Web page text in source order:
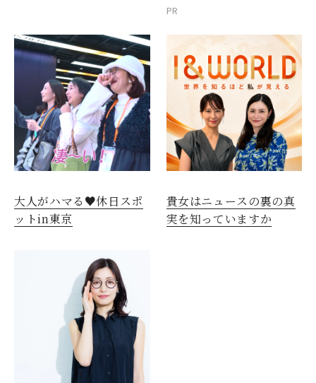
PR
大人がハマる♥休日スポ
ットin東京
貴女はニュースの裏の真
実を知っていますか